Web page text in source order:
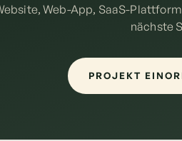
Web-App, SaaS-
nächste
PROJEKT